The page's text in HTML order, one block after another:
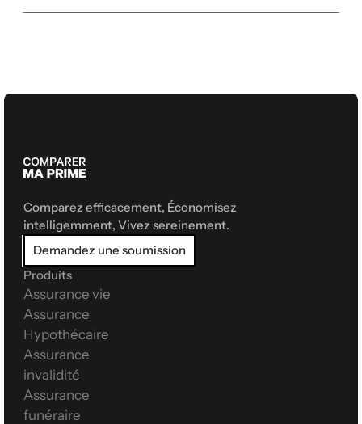
Comparez efficacement, Économisez
intelligemment, Vivez sereinement.
Demandez une soumission
Produits
Assurance vie
Assurance
Hypothécaire
Assurance
invalidité
Assurance
funéraire